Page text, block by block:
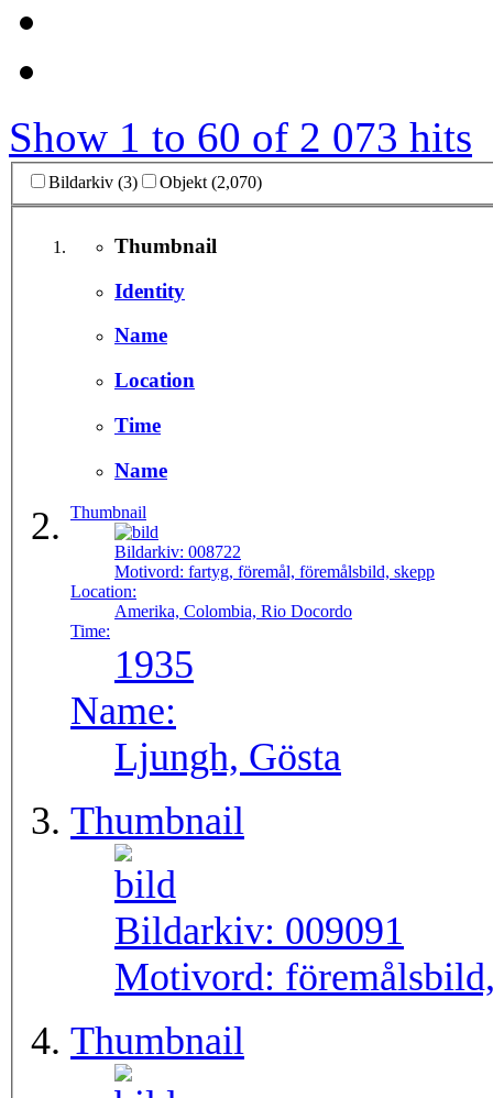
Show 1 to 60 of 2 073 hits
Bildarkiv (3) Objekt (2,070)
Thumbnail
Identity
Name
Location
Time
Name
Thumbnail
Bildarkiv: 008722
Motivord: fartyg, föremål, föremålsbild, skepp
Location:
Amerika, Colombia, Rio Docordo
Time:
1935
Name:
Ljungh, Gösta
Thumbnail
Bildarkiv: 009091
Motivord:
Thumbnail